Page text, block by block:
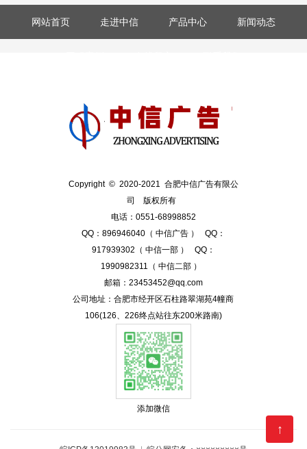
网站首页 走进中信 产品中心 新闻动态
Copyright © 2020-2021 合肥中信广告有限公
司 版权所有
电话：0551-68998852
QQ：896946040（ 中信广告 ） QQ：
917939302（ 中信一部 ） QQ：
1990982311（ 中信二部 ）
邮箱：23453452@qq.com
公司地址：合肥市经开区石柱路翠湖苑4幢商
106(126、226终点站往东200米路南)
添加微信
↑